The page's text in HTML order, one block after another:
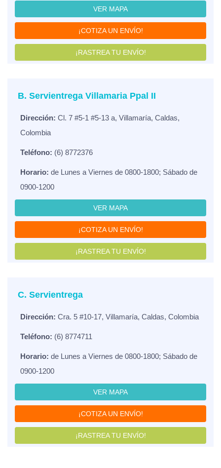
VER MAPA
¡COTIZA UN ENVÍO!
¡RASTREA TU ENVÍO!
B. Servientrega Villamaria Ppal II
Dirección: Cl. 7 #5-1 #5-13 a, Villamaría, Caldas,
Colombia
Teléfono: (6) 8772376
Horario: de Lunes a Viernes de 0800-1800; Sábado de
0900-1200
VER MAPA
¡COTIZA UN ENVÍO!
¡RASTREA TU ENVÍO!
C. Servientrega
Dirección: Cra. 5 #10-17, Villamaría, Caldas, Colombia
Teléfono: (6) 8774711
Horario: de Lunes a Viernes de 0800-1800; Sábado de
0900-1200
VER MAPA
¡COTIZA UN ENVÍO!
¡RASTREA TU ENVÍO!